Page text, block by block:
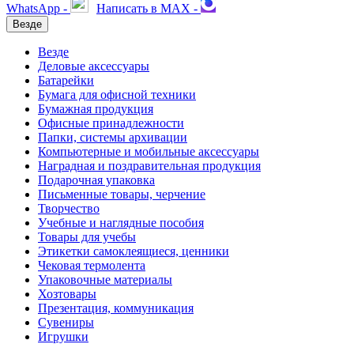
WhatsApp -
Написать в MAX -
Везде
Везде
Деловые аксессуары
Батарейки
Бумага для офисной техники
Бумажная продукция
Офисные принадлежности
Папки, системы архивации
Компьютерные и мобильные аксессуары
Наградная и поздравительная продукция
Подарочная упаковка
Письменные товары, черчение
Творчество
Учебные и наглядные пособия
Товары для учебы
Этикетки самоклеящиеся, ценники
Чековая термолента
Упаковочные материалы
Хозтовары
Презентация, коммуникация
Сувениры
Игрушки